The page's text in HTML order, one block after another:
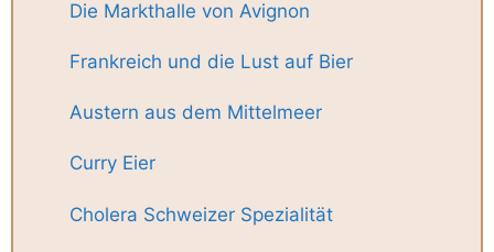
Die Markthalle von Avignon
Frankreich und die Lust auf Bier
Austern aus dem Mittelmeer
Curry Eier
Cholera Schweizer Spezialität